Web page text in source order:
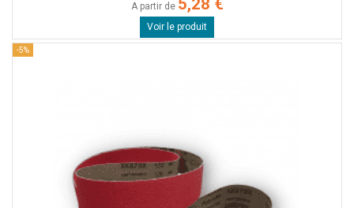
A partir de 5,28 €
Voir le produit
-5%